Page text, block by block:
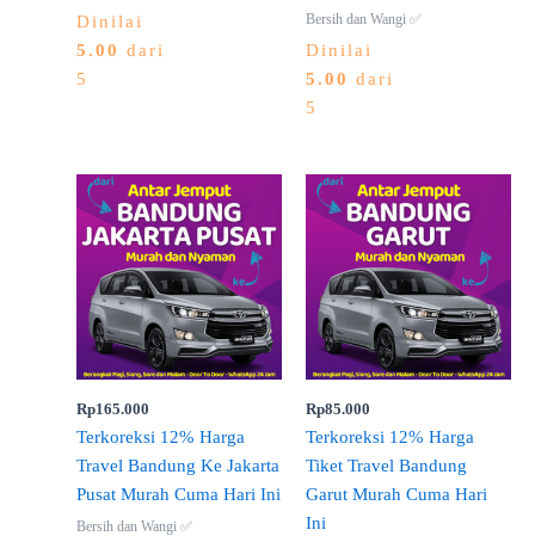
Dinilai
5.00 dari
5
Bersih dan Wangi ✅
Dinilai
5.00 dari
5
Rp165.000
Terkoreksi 12% Harga
Travel Bandung Ke Jakarta
Pusat Murah Cuma Hari Ini
Bersih dan Wangi ✅
Rp85.000
Terkoreksi 12% Harga
Tiket Travel Bandung
Garut Murah Cuma Hari
Ini